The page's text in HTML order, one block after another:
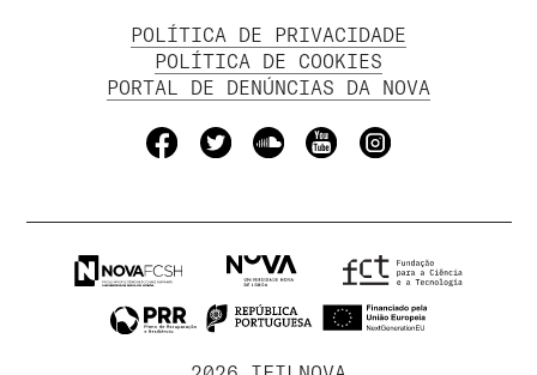
POLÍTICA DE PRIVACIDADE
POLÍTICA DE COOKIES
PORTAL DE DENÚNCIAS DA NOVA